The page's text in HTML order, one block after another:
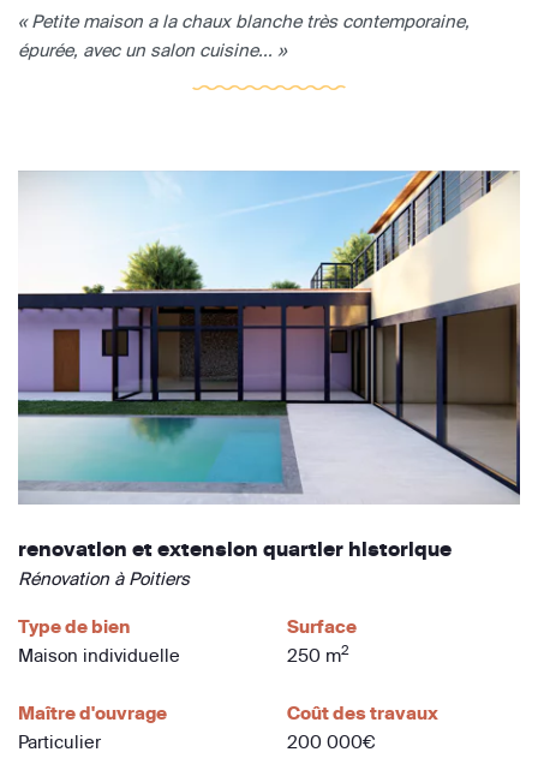
« Petite maison a la chaux blanche très contemporaine,
épurée, avec un salon cuisine... »
renovation et extension quartier historique
Rénovation à Poitiers
Type de bien
Maison individuelle
Surface
250 m2
Maître d'ouvrage
Particulier
Coût des travaux
200 000€